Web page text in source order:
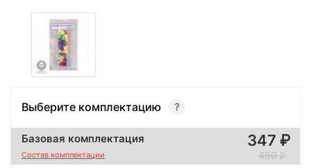
Выберите комплектацию
Базовая комплектация
Состав комплектации
347
450